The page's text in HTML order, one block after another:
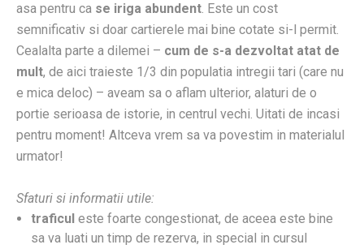
asa pentru ca se iriga abundent. Este un cost
semnificativ si doar cartierele mai bine cotate si-l permit.
Cealalta parte a dilemei – cum de s-a dezvoltat atat de
mult, de aici traieste 1/3 din populatia intregii tari (care nu
e mica deloc) – aveam sa o aflam ulterior, alaturi de o
portie serioasa de istorie, in centrul vechi. Uitati de incasi
pentru moment! Altceva vrem sa va povestim in materialul
urmator!
Sfaturi si informatii utile:
traficul este foarte congestionat, de aceea este bine
sa va luati un timp de rezerva, in special in cursul